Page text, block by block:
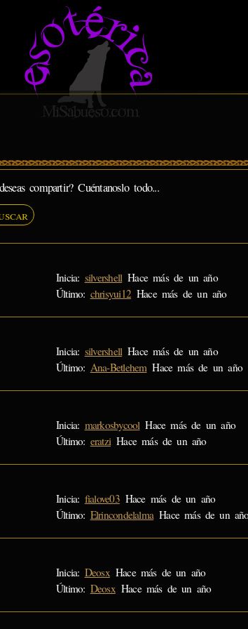
compartir? Cuéntanoslo todo...
Inicia: silvershell Hace más de un año
Último: chrisyui12 Hace más de un año
Inicia: silvershell Hace más de un año
Último: Ana-Betlehem Hace más de un año
Inicia: markosbycool Hace más de un año
Último: eratzi Hace más de un año
Inicia: fialove03 Hace más de un año
Último: Elrincondelalma Hace más de un
Inicia: Deosx Hace más de un año
Último: Deosx Hace más de un año